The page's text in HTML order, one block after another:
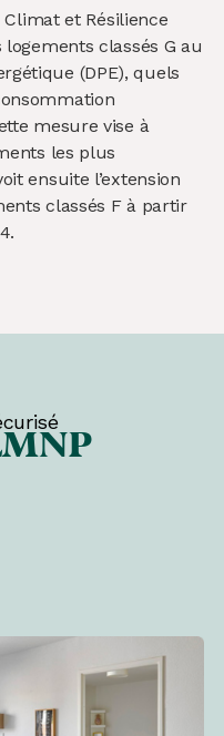
Climat et Résilience
classés G au
(DPE), quels
mesure vise à
les plus
ensuite l’extension
classés F à partir